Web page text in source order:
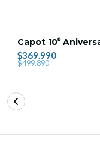
Capot 10⁰
$369.990
$499.890